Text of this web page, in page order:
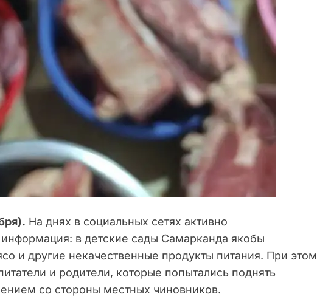
На днях в социальных сетях активно
в детские сады Самарканда якобы
и другие некачественные продукты питания. При этом
и родители, которые попытались поднять
со стороны местных чиновников.